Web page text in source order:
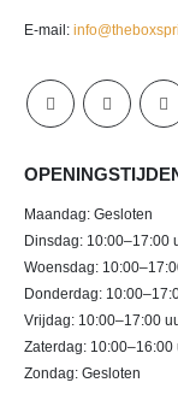
E-mail:
Maandag: Gesloten
Dinsdag: 10:00–17:00
Woensdag:
Donderdag:
Vrijdag: 10:00–17:00
Zaterdag: 10:00–16:00
Zondag: Gesloten